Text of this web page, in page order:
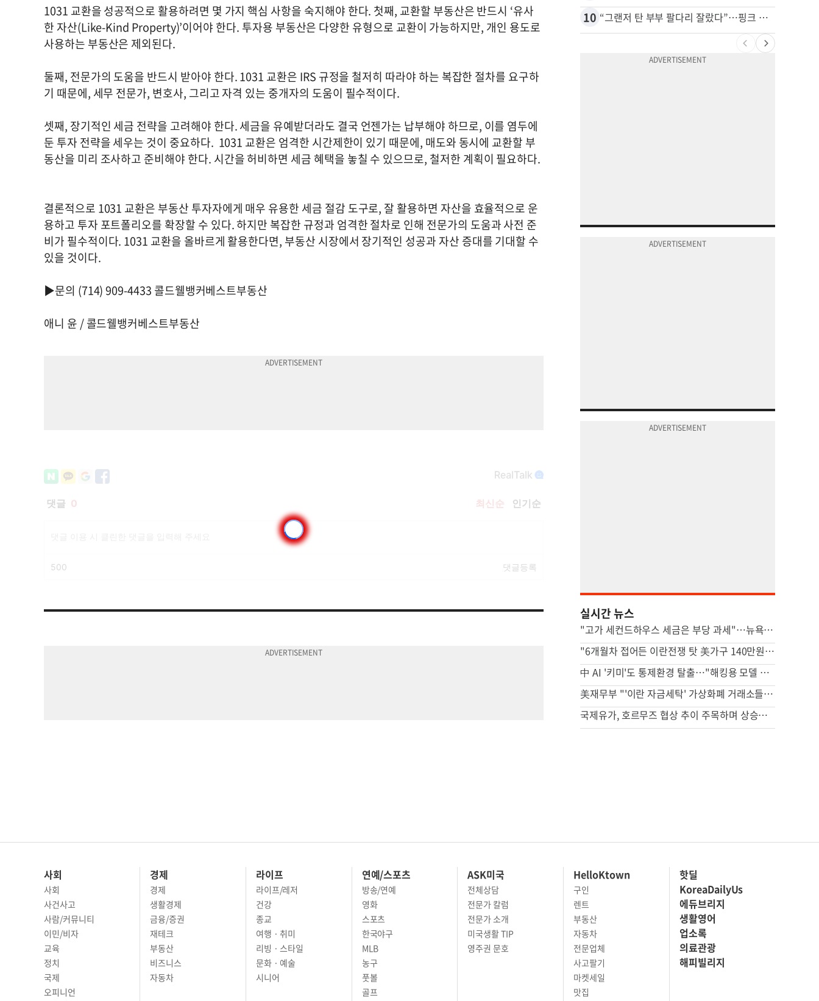
1031 교환을 성공적으로 활용하려면 몇 가지 핵심 사항을 숙지해야 한다. 첫째, 교환할 부동산은 반드시 ‘유사
한 자산(Like-Kind Property)’이어야 한다. 투자용 부동산은 다양한 유형으로 교환이 가능하지만, 개인 용도로
사용하는 부동산은 제외된다.
둘째, 전문가의 도움을 반드시 받아야 한다. 1031 교환은 IRS 규정을 철저히 따라야 하는 복잡한 절차를 요구하
기 때문에, 세무 전문가, 변호사, 그리고 자격 있는 중개자의 도움이 필수적이다.
셋째, 장기적인 세금 전략을 고려해야 한다. 세금을 유예받더라도 결국 언젠가는 납부해야 하므로, 이를 염두에
둔 투자 전략을 세우는 것이 중요하다. 1031 교환은 엄격한 시간제한이 있기 때문에, 매도와 동시에 교환할 부
동산을 미리 조사하고 준비해야 한다. 시간을 허비하면 세금 혜택을 놓칠 수 있으므로, 철저한 계획이 필요하다.
결론적으로 1031 교환은 부동산 투자자에게 매우 유용한 세금 절감 도구로, 잘 활용하면 자산을 효율적으로 운
용하고 투자 포트폴리오를 확장할 수 있다. 하지만 복잡한 규정과 엄격한 절차로 인해 전문가의 도움과 사전 준
비가 필수적이다. 1031 교환을 올바르게 활용한다면, 부동산 시장에서 장기적인 성공과 자산 증대를 기대할 수
있을 것이다.
▶문의 (714) 909-4433 콜드웰뱅커베스트부동산
애니 윤 / 콜드웰뱅커베스트부동산
10 “그랜저 탄 부부 팔다리 잘랐다”…핑크 살인공장 충격 실체
실시간 뉴스
"고가 세컨드하우스 세금은 부당 과세"…뉴욕시 상대 소송
"6개월차 접어든 이란전쟁 탓 美가구 140만원 추가 부담"
中 AI '키미'도 통제환경 탈출…"해킹용 모델 될수도" 우려
美재무부 "'이란 자금세탁' 가상화폐 거래소들 제재"
국제유가, 호르무즈 협상 추이 주목하며 상승…브렌트 1%↑
사회
사회
사건사고
사람/커뮤니티
이민/비자
교육
정치
국제
오피니언
경제
경제
생활경제
금융/증권
재테크
부동산
비즈니스
자동차
라이프
라이프/레저
건강
종교
여행 · 취미
리빙 · 스타일
문화 · 예술
시니어
연예/스포츠
방송/연예
영화
스포츠
한국야구
MLB
농구
풋볼
골프
ASK미국
전체상담
전문가 칼럼
전문가 소개
미국생활 TIP
영주권 문호
HelloKtown
구인
렌트
부동산
자동차
전문업체
사고팔기
마켓세일
맛집
핫딜
KoreaDailyUs
에듀브리지
생활영어
업소록
의료관광
해피빌리지